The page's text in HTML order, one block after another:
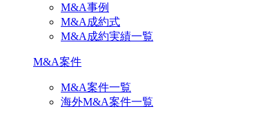
M&A事例
M&A成約式
M&A成約実績一覧
M&A案件
M&A案件一覧
海外M&A案件一覧